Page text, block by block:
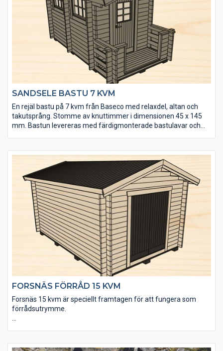
• Välj mellan tre tillbehörspaket (endast till relaxdelen)
SANDSELE BASTU 7 KVM
En rejäl bastu på 7 kvm från Baseco med relaxdel, altan och
takutsprång. Stomme av knuttimmer i dimensionen 45 x 145
mm. Bastun levereras med färdigmonterade bastulavar och
• Senvuxet och tåligt virke från hjärtat av Lappland
• Extra fönster kan köpas till
• Golvet och takpanelen är möbeltorr vilket ger god
formstabilitet
• Välj mellan tre tillbehörspaket (endast till relaxdelen)
FORSNÄS FÖRRÅD 15 KVM
Forsnäs 15 kvm är speciellt framtagen för att fungera som
förrådsutrymme.
• Golvet och takpanelen är möbeltorr för god formstabilitet